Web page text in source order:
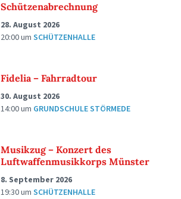
Schützenabrechnung
28. August 2026
20:00um SCHÜTZENHALLE
Fidelia – Fahrradtour
30. August 2026
14:00um GRUNDSCHULE STÖRMEDE
Musikzug – Konzert des
Luftwaffenmusikkorps Münster
8. September 2026
19:30um SCHÜTZENHALLE